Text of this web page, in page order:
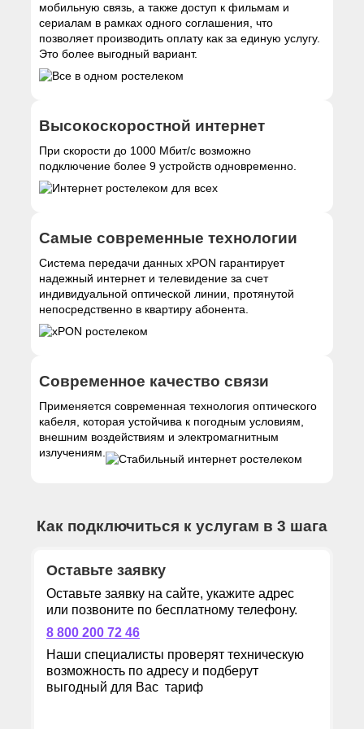
мобильную связь, а также доступ к фильмам и
сериалам в рамках одного соглашения, что
позволяет производить оплату как за единую услугу.
Это более выгодный вариант.
Высокоскоростной интернет
При скорости до 1000 Мбит/с возможно
подключение более 9 устройств одновременно.
Самые современные технологии
Система передачи данных xPON гарантирует
надежный интернет и телевидение за счет
индивидуальной оптической линии, протянутой
непосредственно в квартиру абонента.
Современное качество связи
Применяется современная технология оптического
кабеля, которая устойчива к погодным условиям,
внешним воздействиям и электромагнитным
излучениям.
Как подключиться к услугам в 3 шага
Оставьте заявку
Оставьте заявку на сайте, укажите адрес
или позвоните по бесплатному телефону.
8 800 200 72 46
Наши специалисты проверят техническую
возможность по адресу и подберут
выгодный для Вас тариф